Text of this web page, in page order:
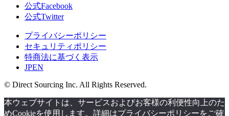
公式Facebook
公式Twitter
プライバシーポリシー
セキュリティポリシー
特商法に基づく表示
JPEN
© Direct Sourcing Inc. All Rights Reserved.
本ウェブサイトは、サービスおよびお客様の利便性向上のた
めCookieを使用します。詳細はプライバシーポリシーをご確